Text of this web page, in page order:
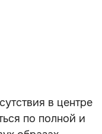
в центре
по полной и